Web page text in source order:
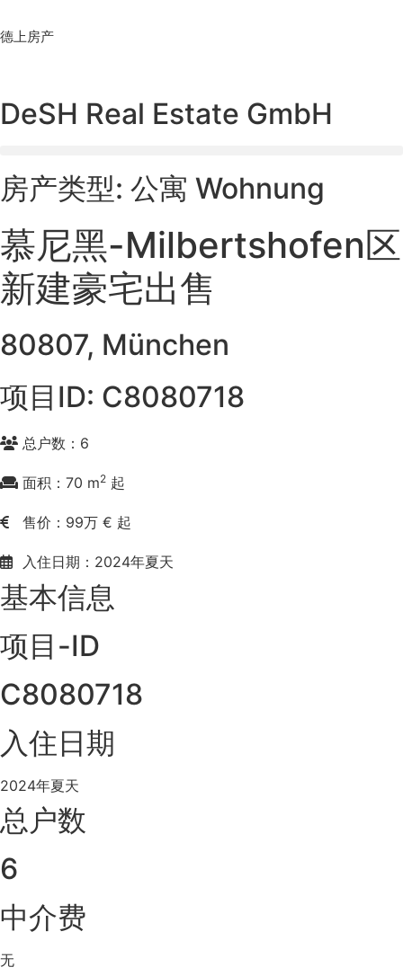
to
德上房产
DeSH Real Estate GmbH
房产类型: 公寓 Wohnung
慕尼黑-Milbertshofen区
新建豪宅出售
80807, München
项目ID: C8080718
总户数：6
面积：70 m2 起
售价：99万 € 起
入住日期：2024年夏天
基本信息
项目-ID
C8080718
入住日期
2024年夏天
总户数
6
中介费
无